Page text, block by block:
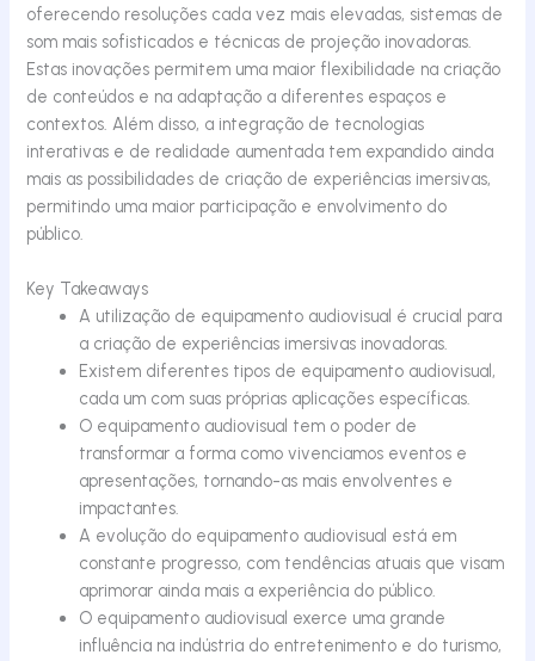
oferecendo resoluções cada vez mais elevadas, sistemas de
som mais sofisticados e técnicas de projeção inovadoras.
Estas inovações permitem uma maior flexibilidade na criação
de conteúdos e na adaptação a diferentes espaços e
contextos. Além disso, a integração de tecnologias
interativas e de realidade aumentada tem expandido ainda
mais as possibilidades de criação de experiências imersivas,
permitindo uma maior participação e envolvimento do
público.
Key Takeaways
A utilização de equipamento audiovisual é crucial para
a criação de experiências imersivas inovadoras.
Existem diferentes tipos de equipamento audiovisual,
cada um com suas próprias aplicações específicas.
O equipamento audiovisual tem o poder de
transformar a forma como vivenciamos eventos e
apresentações, tornando-as mais envolventes e
impactantes.
A evolução do equipamento audiovisual está em
constante progresso, com tendências atuais que visam
aprimorar ainda mais a experiência do público.
O equipamento audiovisual exerce uma grande
influência na indústria do entretenimento e do turismo,